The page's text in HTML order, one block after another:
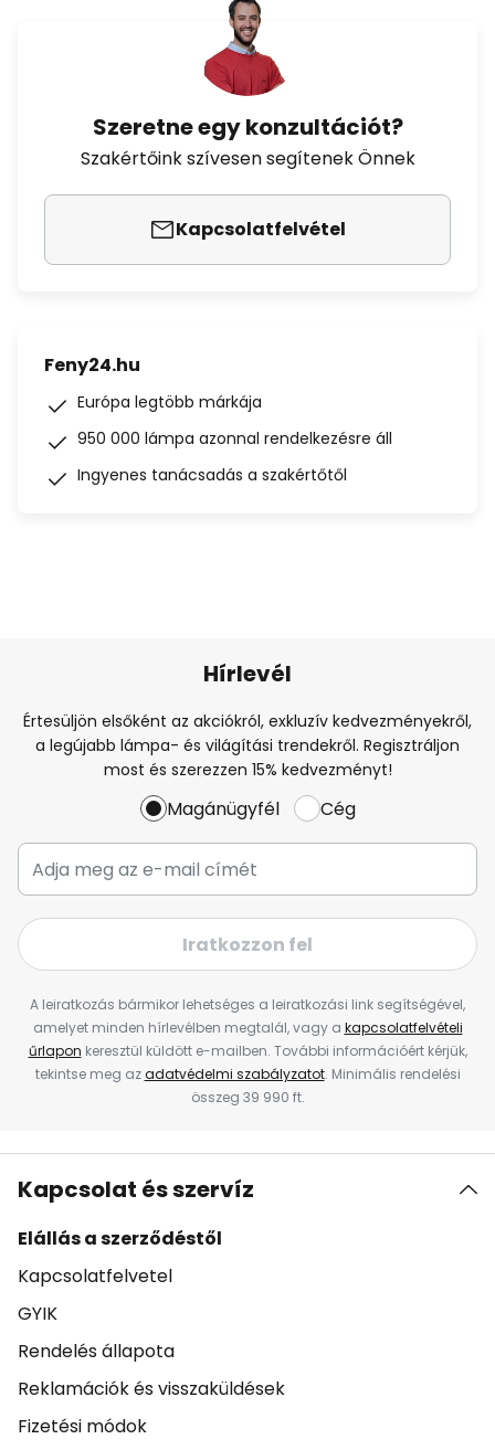
Szeretne egy konzultációt?
Szakértőink szívesen segítenek Önnek
Kapcsolatfelvétel
Feny24.hu
Európa legtöbb márkája
950 000 lámpa azonnal rendelkezésre áll
Ingyenes tanácsadás a szakértőtől
Hírlevél
Értesüljön elsőként az akciókról, exkluzív kedvezményekről,
a legújabb lámpa- és világítási trendekről. Regisztráljon
most és szerezzen 15% kedvezményt!
Magánügyfél Cég
Iratkozzon fel
A leiratkozás bármikor lehetséges a leiratkozási link segítségével,
amelyet minden hírlevélben megtalál, vagy a kapcsolatfelvételi
űrlapon keresztül küldött e-mailben. További információért kérjük,
tekintse meg azadatvédelmi szabályzatot. Minimális rendelési
összeg 39 990 ft.
Kapcsolat és szervíz
Elállás a szerződéstől
Kapcsolatfelvetel
GYIK
Rendelés állapota
Reklamációk és visszaküldések
Fizetési módok